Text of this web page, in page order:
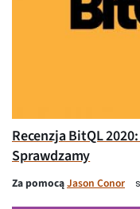
Recenzja BitQL
Sprawdzamy
Za pomocąJason Conor